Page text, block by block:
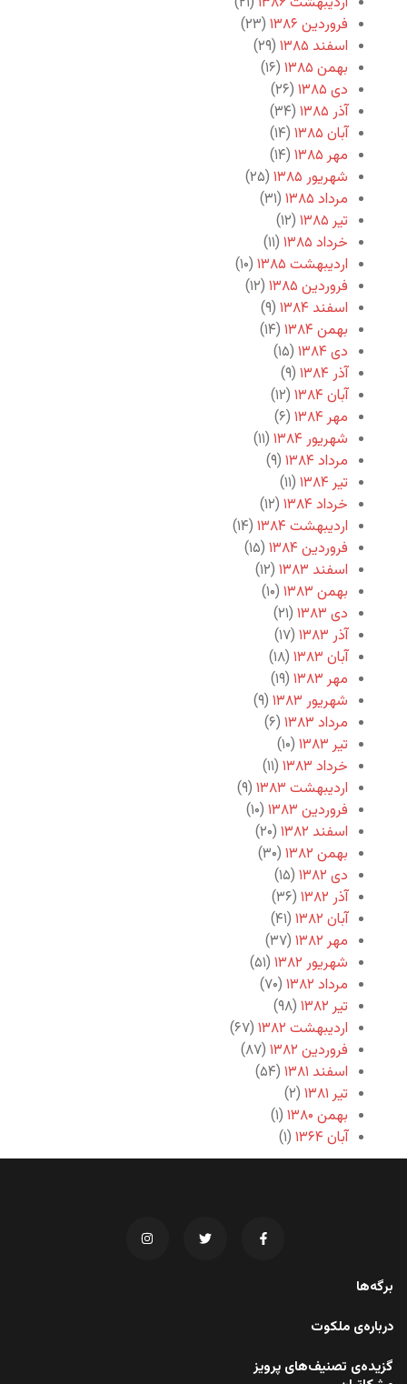
فروردین ۱۳۸۶
(۲۳)
اسفند ۱۳۸۵
(۲۹)
بهمن ۱۳۸۵
(۱۶)
دی ۱۳۸۵
(۲۶)
آذر ۱۳۸۵
(۳۴)
آبان ۱۳۸۵
(۱۴)
مهر ۱۳۸۵
(۱۴)
شهریور ۱۳۸۵
(۲۵)
مرداد ۱۳۸۵
(۳۱)
تیر ۱۳۸۵
(۱۲)
خرداد ۱۳۸۵
(۱۱)
اردیبهشت ۱۳۸۵
(۱۰)
فروردین ۱۳۸۵
(۱۲)
اسفند ۱۳۸۴
(۹)
بهمن ۱۳۸۴
(۱۴)
دی ۱۳۸۴
(۱۵)
آذر ۱۳۸۴
(۹)
آبان ۱۳۸۴
(۱۲)
مهر ۱۳۸۴
(۶)
شهریور ۱۳۸۴
(۱۱)
مرداد ۱۳۸۴
(۹)
تیر ۱۳۸۴
(۱۱)
خرداد ۱۳۸۴
(۱۲)
اردیبهشت ۱۳۸۴
(۱۴)
فروردین ۱۳۸۴
(۱۵)
اسفند ۱۳۸۳
(۱۲)
بهمن ۱۳۸۳
(۱۰)
دی ۱۳۸۳
(۲۱)
آذر ۱۳۸۳
(۱۷)
آبان ۱۳۸۳
(۱۸)
مهر ۱۳۸۳
(۱۹)
شهریور ۱۳۸۳
(۹)
مرداد ۱۳۸۳
(۶)
تیر ۱۳۸۳
(۱۰)
خرداد ۱۳۸۳
(۱۱)
اردیبهشت ۱۳۸۳
(۹)
فروردین ۱۳۸۳
(۱۰)
اسفند ۱۳۸۲
(۲۰)
بهمن ۱۳۸۲
(۳۰)
دی ۱۳۸۲
(۱۵)
آذر ۱۳۸۲
(۳۶)
آبان ۱۳۸۲
(۴۱)
مهر ۱۳۸۲
(۳۷)
شهریور ۱۳۸۲
(۵۱)
مرداد ۱۳۸۲
(۷۰)
تیر ۱۳۸۲
(۹۸)
اردیبهشت ۱۳۸۲
(۶۷)
فروردین ۱۳۸۲
(۸۷)
اسفند ۱۳۸۱
(۵۴)
تیر ۱۳۸۱
(۲)
بهمن ۱۳۸۰
(۱)
آبان ۱۳۶۴
(۱)
برگه‌ها
درباره‌ی ملکوت
گزیده‌ی تصنیف‌های پرویز